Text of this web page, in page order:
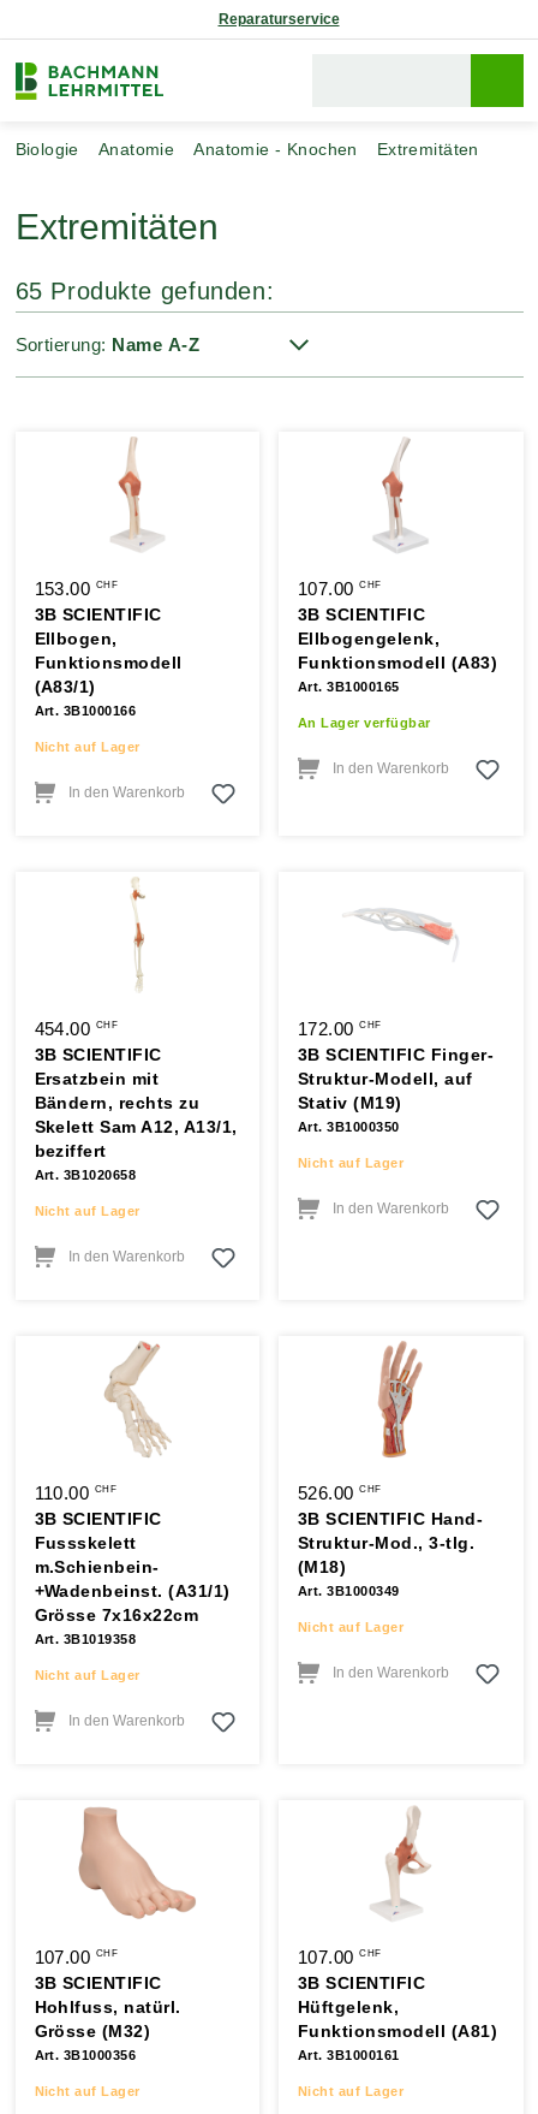
Reparaturservice
Biologie Anatomie Anatomie - Knochen Extremitäten
Extremitäten
65 Produkte gefunden:
Sortierung:
153.00 CHF
3B SCIENTIFIC
Ellbogen,
Funktionsmodell
(A83/1)
Art. 3B1000166
Nicht auf Lager
In den Warenkorb
107.00CHF
3B SCIENTIFIC
Ellbogengelenk,
Funktionsmodell (A83)
Art. 3B1000165
An Lager verfügbar
In den Warenkorb
454.00 CHF
3B SCIENTIFIC
Ersatzbein mit
Bändern, rechts zu
Skelett Sam A12, A13/1,
beziffert
Art. 3B1020658
Nicht auf Lager
In den Warenkorb
172.00CHF
3B SCIENTIFIC Finger-
Struktur-Modell, auf
Stativ (M19)
Art. 3B1000350
Nicht auf Lager
In den Warenkorb
110.00 CHF
3B SCIENTIFIC
Fussskelett
m.Schienbein-
+Wadenbeinst. (A31/1)
Grösse 7x16x22cm
Art. 3B1019358
Nicht auf Lager
In den Warenkorb
526.00CHF
3B SCIENTIFIC Hand-
Struktur-Mod., 3-tlg.
(M18)
Art. 3B1000349
Nicht auf Lager
In den Warenkorb
107.00 CHF
3B SCIENTIFIC
Hohlfuss, natürl.
Grösse (M32)
Art. 3B1000356
Nicht auf Lager
107.00CHF
3B SCIENTIFIC
Hüftgelenk,
Funktionsmodell (A81)
Art. 3B1000161
Nicht auf Lager